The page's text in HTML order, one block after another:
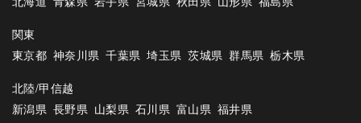
関東
東京都 神奈川県 千葉県 埼玉県 茨城県 群馬県 栃木県
北陸/甲信越
新潟県 長野県 山梨県 石川県 富山県 福井県